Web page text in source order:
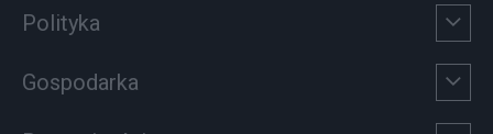
Polityka
Gospodarka